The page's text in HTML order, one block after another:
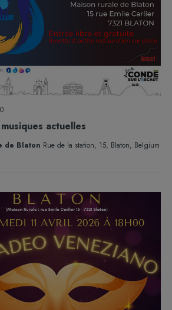
actuelles
de Blaton Rue de la station, 15, Blaton, Belgium